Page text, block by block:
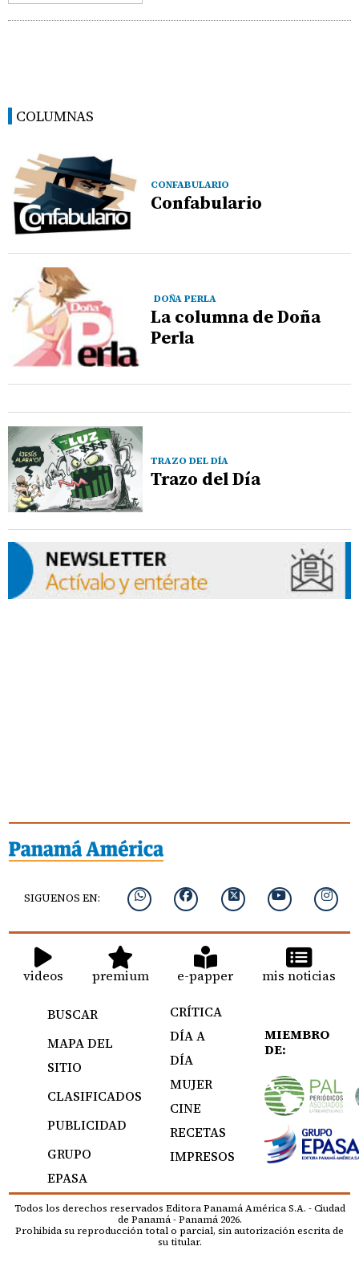
COLUMNAS
CONFABULARIO
Confabulario
DOÑA PERLA
La columna de Doña
Perla
TRAZO DEL DÍA
Trazo del Día
SIGUENOS EN:
videos premium e-papper mis noticias
BUSCAR
MAPA DEL
SITIO
CLASIFICADOS
PUBLICIDAD
GRUPO
EPASA
CRÍTICA
DÍA A
DÍA
MUJER
CINE
RECETAS
IMPRESOS
MIEMBRO
DE:
Todos los derechos reservados Editora Panamá América S.A. - Ciudad
de Panamá - Panamá 2026.
Prohibida su reproducción total o parcial, sin autorización escrita de
su titular.